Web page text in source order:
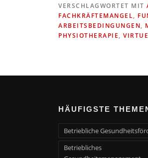
VERSCHLAGWORTET MIT
FACHKRÄFTEMANGEL,
ARBEITSBEDINGUNGEN,
PHYSIOTHERAPIE,
HÄUFIGSTE
Betriebliche
Betriebliches